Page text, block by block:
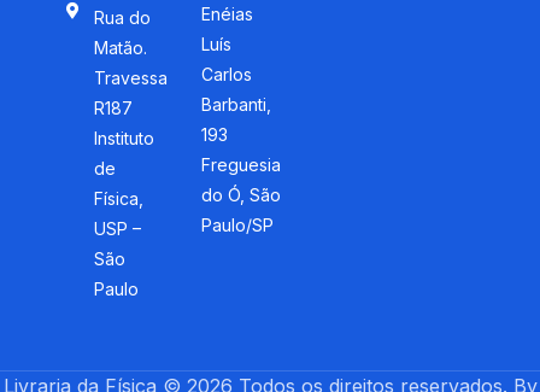
Rua do
Matão.
Travessa
R187
Instituto
de
Física,
USP –
São
Paulo
Enéias
Luís
Carlos
Barbanti,
193
Freguesia
do Ó, São
Paulo/SP
Livraria da Física © 2026 Todos os direitos reservados. By